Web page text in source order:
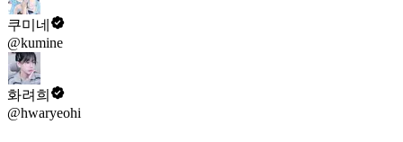
쿠미네
@kumine
화려희
@hwaryeohi